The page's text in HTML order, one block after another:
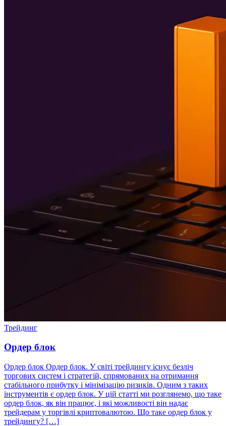
Трейдинг
Ордер блок
Ордер блок Ордер блок. У світі трейдингу існує безліч
торгових систем і стратегій, спрямованих на отримання
стабільного прибутку і мінімізацію ризиків. Одним з таких
інструментів є ордер блок. У цій статті ми розглянемо, що таке
ордер блок, як він працює, і які можливості він надає
трейдерам у торгівлі криптовалютою. Що таке ордер блок у
трейдингу? […]